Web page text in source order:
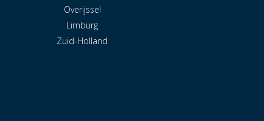
Overijssel
Limburg
Zuid-Holland